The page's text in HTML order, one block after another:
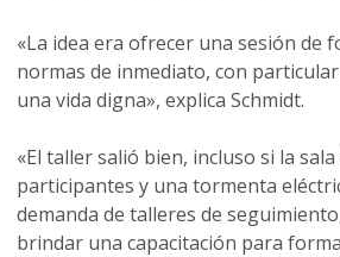
«La idea era ofrecer una sesión
normas de inmediato, con
una vida digna», explica Schmidt.
«El taller salió bien, incluso si la
participantes y una tormenta
demanda de talleres de
brindar una capacitación para